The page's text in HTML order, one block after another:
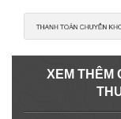
XEM THÊM